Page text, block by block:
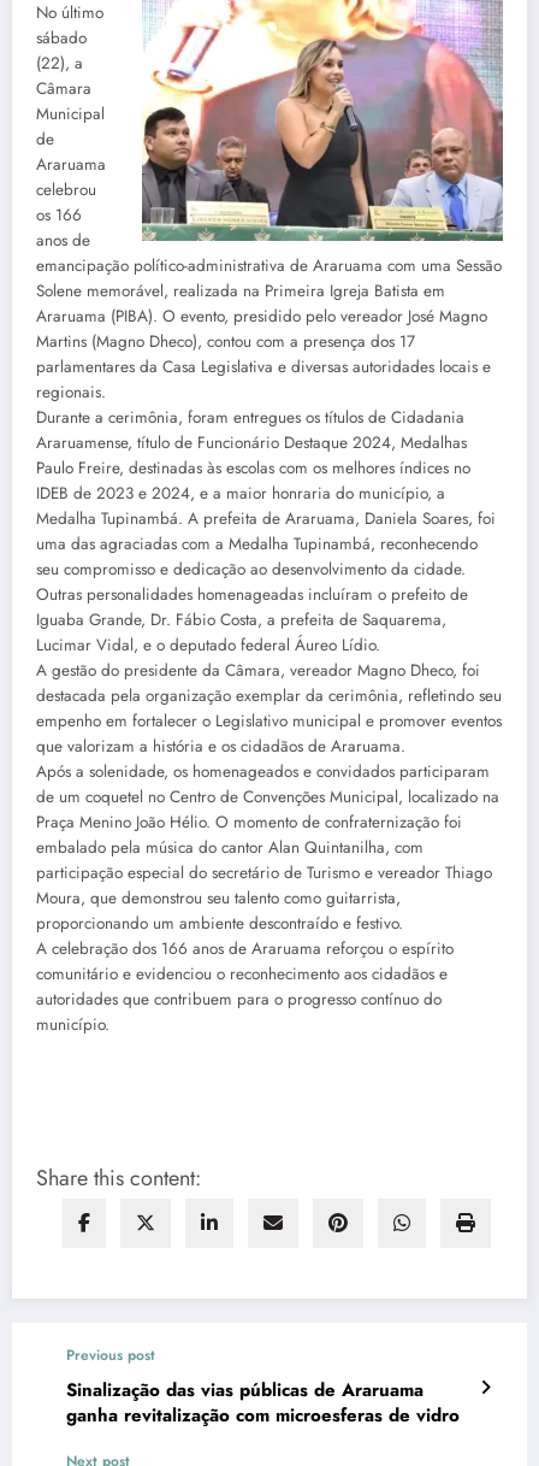
No último
sábado
(22), a
Câmara
Municipal
de
Araruama
celebrou
os 166
anos de
emancipação político-administrativa de Araruama com uma Sessão
Solene memorável, realizada na Primeira Igreja Batista em
Araruama (PIBA). O evento, presidido pelo vereador José Magno
Martins (Magno Dheco), contou com a presença dos 17
parlamentares da Casa Legislativa e diversas autoridades locais e
regionais.
Durante a cerimônia, foram entregues os títulos de Cidadania
Araruamense, título de Funcionário Destaque 2024, Medalhas
Paulo Freire, destinadas às escolas com os melhores índices no
IDEB de 2023 e 2024, e a maior honraria do município, a
Medalha Tupinambá. A prefeita de Araruama, Daniela Soares, foi
uma das agraciadas com a Medalha Tupinambá, reconhecendo
seu compromisso e dedicação ao desenvolvimento da cidade.
Outras personalidades homenageadas incluíram o prefeito de
Iguaba Grande, Dr. Fábio Costa, a prefeita de Saquarema,
Lucimar Vidal, e o deputado federal Áureo Lídio.
A gestão do presidente da Câmara, vereador Magno Dheco, foi
destacada pela organização exemplar da cerimônia, refletindo seu
empenho em fortalecer o Legislativo municipal e promover eventos
que valorizam a história e os cidadãos de Araruama.
Após a solenidade, os homenageados e convidados participaram
de um coquetel no Centro de Convenções Municipal, localizado na
Praça Menino João Hélio. O momento de confraternização foi
embalado pela música do cantor Alan Quintanilha, com
participação especial do secretário de Turismo e vereador Thiago
Moura, que demonstrou seu talento como guitarrista,
proporcionando um ambiente descontraído e festivo.
A celebração dos 166 anos de Araruama reforçou o espírito
comunitário e evidenciou o reconhecimento aos cidadãos e
autoridades que contribuem para o progresso contínuo do
município.
Share this content:
Previous post
Sinalização das vias públicas de Araruama
ganha revitalização com microesferas de vidro
Next post